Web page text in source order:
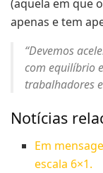
(aquela em que
apenas e tem
“Devemos
com equilíbrio
trabalhadores
Notícias
Em
escala 6×1.